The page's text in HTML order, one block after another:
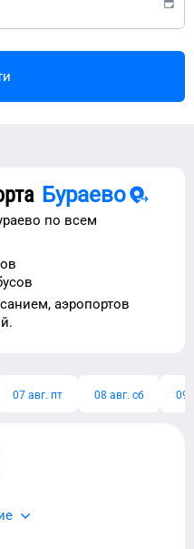
Бураево
по всем
аэропортов
07 авг. пт 08 авг. сб 09